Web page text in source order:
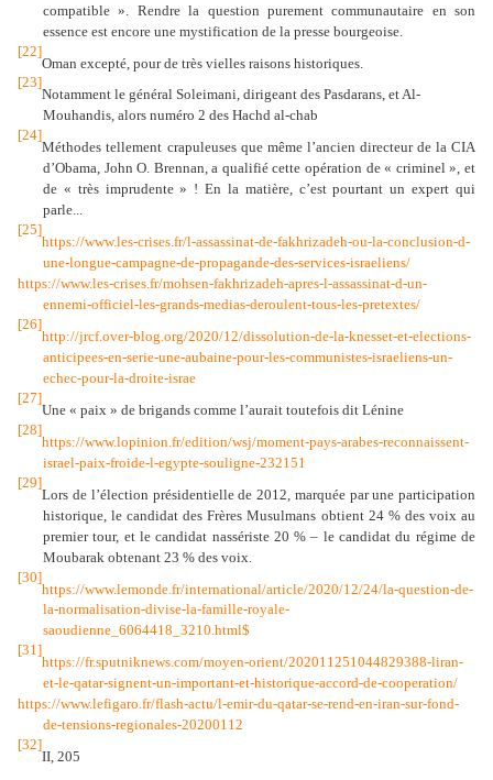
compatible ». Rendre la question purement communautaire en son
essence est encore une mystification de la presse bourgeoise.
[22]
Oman excepté, pour de très vielles raisons historiques.
[23]
Notamment le général Soleimani, dirigeant des Pasdarans, et Al-
Mouhandis, alors numéro 2 des Hachd al-chab
[24]
Méthodes tellement crapuleuses que même l’ancien directeur de la CIA
d’Obama, John O. Brennan, a qualifié cette opération de « criminel », et
de « très imprudente » ! En la matière, c’est pourtant un expert qui
parle...
[25]
https://www.les-crises.fr/l-assassinat-de-fakhrizadeh-ou-la-conclusion-d-
une-longue-campagne-de-propagande-des-services-israeliens/
https://www.les-crises.fr/mohsen-fakhrizadeh-apres-l-assassinat-d-un-
ennemi-officiel-les-grands-medias-deroulent-tous-les-pretextes/
[26]
http://jrcf.over-blog.org/2020/12/dissolution-de-la-knesset-et-elections-
anticipees-en-serie-une-aubaine-pour-les-communistes-israeliens-un-
echec-pour-la-droite-israe
[27]
Une « paix » de brigands comme l’aurait toutefois dit Lénine
[28]
https://www.lopinion.fr/edition/wsj/moment-pays-arabes-reconnaissent-
israel-paix-froide-l-egypte-souligne-232151
[29]
Lors de l’élection présidentielle de 2012, marquée par une participation
historique, le candidat des Frères Musulmans obtient 24 % des voix au
premier tour, et le candidat nassériste 20 % – le candidat du régime de
Moubarak obtenant 23 % des voix.
[30]
https://www.lemonde.fr/international/article/2020/12/24/la-question-de-
la-normalisation-divise-la-famille-royale-
saoudienne_6064418_3210.html$
[31]
https://fr.sputniknews.com/moyen-orient/202011251044829388-liran-
et-le-qatar-signent-un-important-et-historique-accord-de-cooperation/
https://www.lefigaro.fr/flash-actu/l-emir-du-qatar-se-rend-en-iran-sur-fond-
de-tensions-regionales-20200112
[32]
II, 205